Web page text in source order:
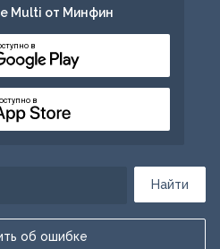
Найти
об ошибке
Multi от Минфин
в
в